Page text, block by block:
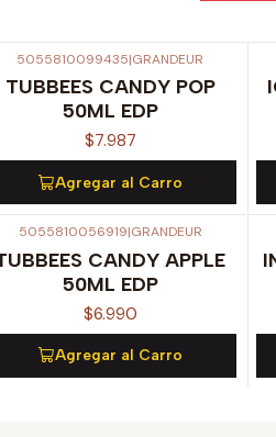
5055810099435|GRANDEUR
TUBBEES CANDY POP
50ML EDP
$7.987
Agregar al Carro
5055810056919|GRANDEUR
CANDY APPLE
50ML EDP
$6.990
Agregar al Carro